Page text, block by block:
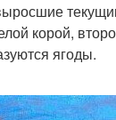
корой,
ягоды.